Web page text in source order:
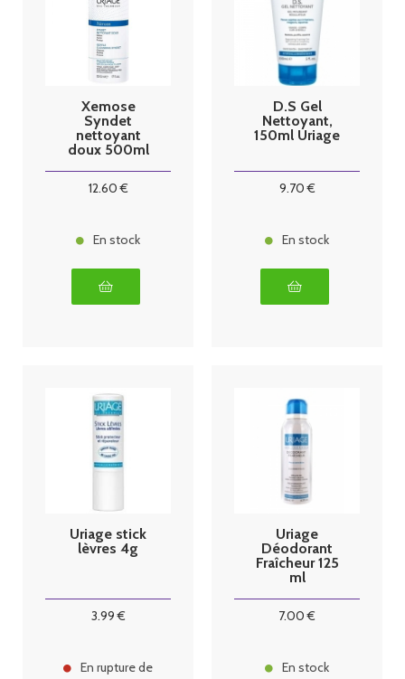
Xemose
Syndet
nettoyant
doux 500ml
12.60€
En stock
D.S Gel
Nettoyant,
150ml Uriage
9.70€
En stock
Uriage stick
lèvres 4g
3.99€
En rupture de
Uriage
Déodorant
Fraîcheur 125
ml
7.00 €
En stock